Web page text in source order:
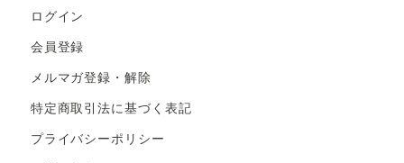
ログイン
会員登録
メルマガ登録・解除
特定商取引法に基づく表記
プライバシーポリシー